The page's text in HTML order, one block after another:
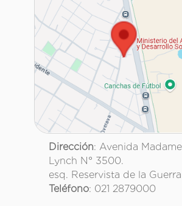
Dirección: Avenida Madame
Lynch N° 3500.
esq. Reservista de la
Teléfono: 021 2879000